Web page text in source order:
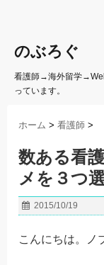
のぶろぐ
看護師→海外留学
っています。
ホーム >看護師 >
数ある看
メを３つ
2015/10/19
こんにちは。ノ